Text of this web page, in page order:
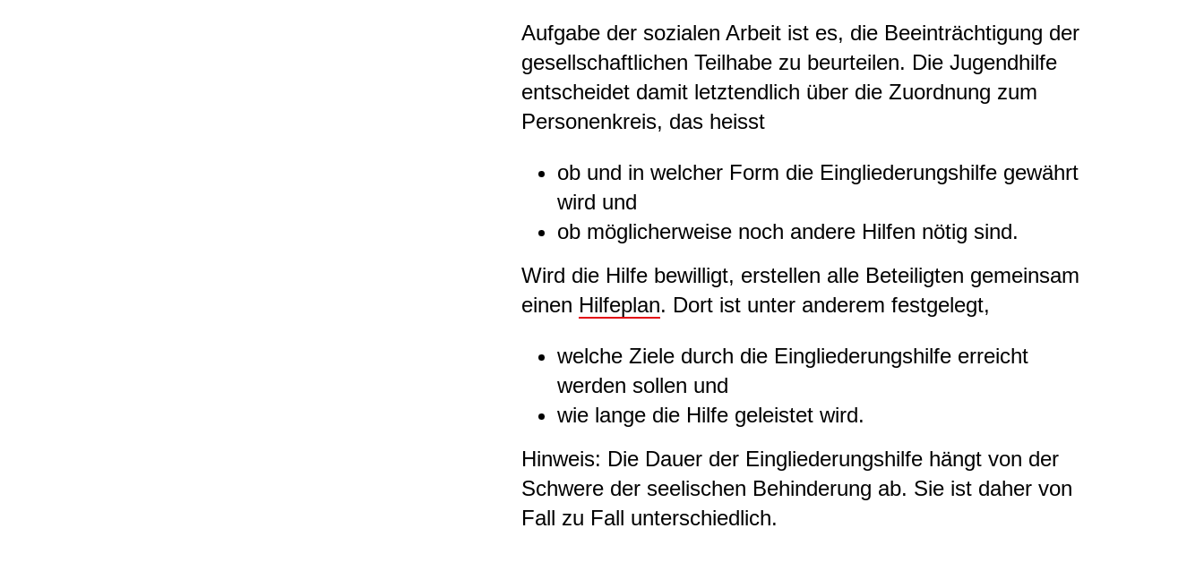
Aufgabe der sozialen Arbeit ist es, die Beeinträchtigung der
gesellschaftlichen Teilhabe zu beurteilen. Die Jugendhilfe
entscheidet damit letztendlich über die Zuordnung zum
Personenkreis, das heisst
ob und in welcher Form die Eingliederungshilfe gewährt
wird und
ob möglicherweise noch andere Hilfen nötig sind.
Wird die Hilfe bewilligt, erstellen alle Beteiligten gemeinsam
einen Hilfeplan. Dort ist unter anderem festgelegt,
welche Ziele durch die Eingliederungshilfe erreicht
werden sollen und
wie lange die Hilfe geleistet wird.
Hinweis: Die Dauer der Eingliederungshilfe hängt von der
Schwere der seelischen Behinderung ab. Sie ist daher von
Fall zu Fall unterschiedlich.